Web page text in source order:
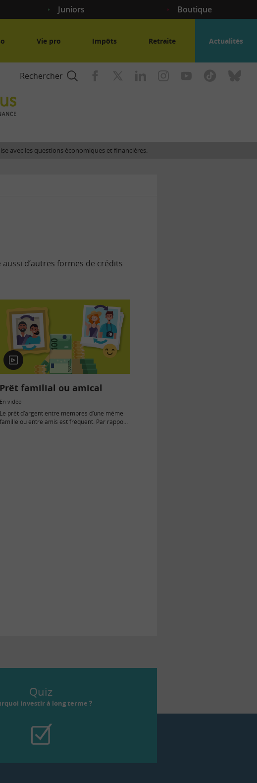
Juniors Boutique
Vie pro Impôts Retraite Actualités
Rechercher
finance
site
avec les questions économiques et financières.
d’autres formes de crédits
En
vidéo
Prêt familial ou amical
En vidéo
Le prêt d’argent entre membres d’une même
famille ou entre amis est fréquent. Par rapport
Quiz
investir à long terme ?